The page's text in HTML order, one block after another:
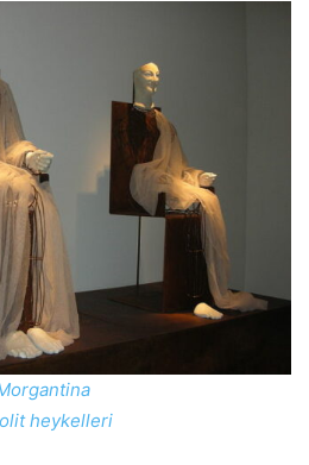
heykelleri